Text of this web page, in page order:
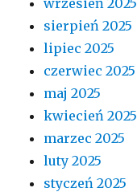
sierpień 2025
lipiec 2025
czerwiec 2025
maj 2025
kwiecień 2025
marzec 2025
luty 2025
styczeń 2025